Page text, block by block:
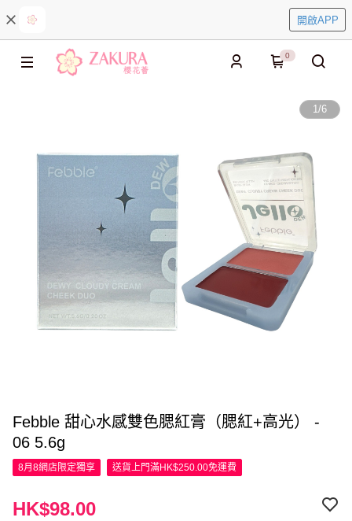
開啟APP
0
1/6
Febble 甜心水感雙色腮紅膏（腮紅+高光） -
06 5.6g
8月8網店限定獨享 送貨上門滿HK$250.00免運費
HK$98.00